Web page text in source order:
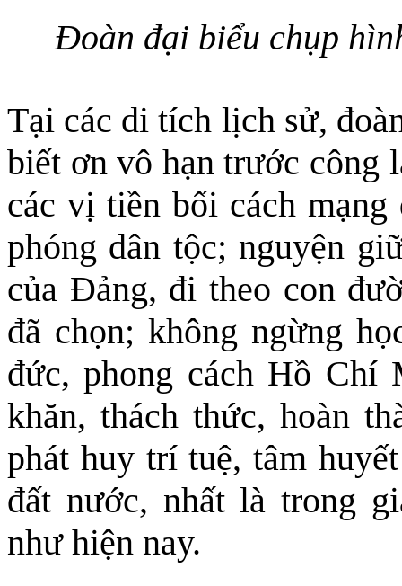
Đoàn đại biểu chụp
Tại các di tích lịch sử,
biết ơn vô hạn trước công
các vị tiền bối cách
phóng dân tộc; nguyện
của Đảng, đi theo con
đã chọn; không ngừng
đức, phong cách Hồ
khăn, thách thức, hoàn
phát huy trí tuệ, tâm
đất nước, nhất là trong
như hiện nay.